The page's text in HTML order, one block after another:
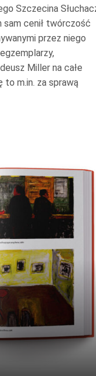
Szczecina
sam cenił twórczość
przez niego
Miller na całe
to m.in. za sprawą